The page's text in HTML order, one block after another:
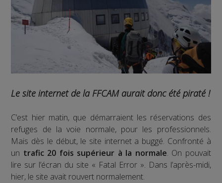
Le site internet de la FFCAM aurait donc été piraté !
C’est hier matin, que démarraient les réservations des
refuges de la voie normale, pour les professionnels.
Mais dès le début, le site internet a buggé. Confronté à
un trafic 20 fois supérieur à la normale. On pouvait
lire sur l’écran du site « Fatal Error ». Dans l’après-midi,
hier, le site avait rouvert normalement.